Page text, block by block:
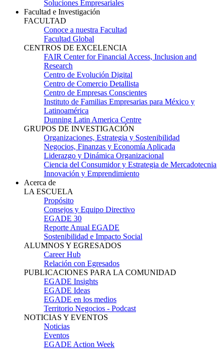
Soluciones Empresariales
Facultad e Investigación
FACULTAD
Conoce a nuestra Facultad
Facultad Global
CENTROS DE EXCELENCIA
FAIR Center for Financial Access, Inclusion and
Research
Centro de Evolución Digital
Centro de Comercio Detallista
Centro de Empresas Conscientes
Instituto de Familias Empresarias para México y
Latinoamérica
Dunning Latin America Centre
GRUPOS DE INVESTIGACIÓN
Organizaciones, Estrategia y Sostenibilidad
Negocios, Finanzas y Economía Aplicada
Liderazgo y Dinámica Organizacional
Ciencia del Consumidor y Estrategia de Mercadotecnia
Innovación y Emprendimiento
Acerca de
LA ESCUELA
Propósito
Consejos y Equipo Directivo
EGADE 30
Reporte Anual EGADE
Sostenibilidad e Impacto Social
ALUMNOS Y EGRESADOS
Career Hub
Relación con Egresados
PUBLICACIONES PARA LA COMUNIDAD
EGADE Insights
EGADE Ideas
EGADE en los medios
Territorio Negocios - Podcast
NOTICIAS Y EVENTOS
Noticias
Eventos
EGADE Action Week